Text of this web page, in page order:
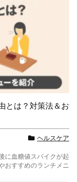
とは？対策法＆お
ヘルスケア
に血糖値スパイクが起
おすすめのランチメニ